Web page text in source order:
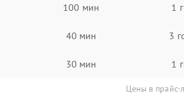
100 мин 1
40 мин 3
30 мин 1
Цены в прайс-